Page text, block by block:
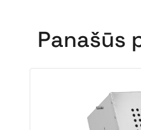
Panašūs